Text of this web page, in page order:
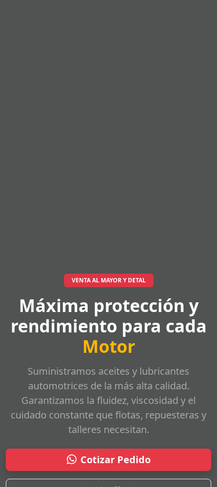
VENTA AL MAYOR Y DETAL
Máxima protección y
rendimiento para cada
Motor
Suministramos aceites y lubricantes
automotrices de la más alta calidad.
Garantizamos la fluidez, viscosidad y el
cuidado constante que flotas, repuesteras y
talleres necesitan.
Cotizar Pedido